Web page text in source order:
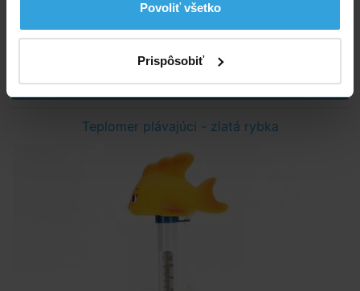
Povoliť všetko
Prispôsobiť
v stredu u vás
5,00 EUR
do košíka
Teplomer plávajúci - zlatá rybka